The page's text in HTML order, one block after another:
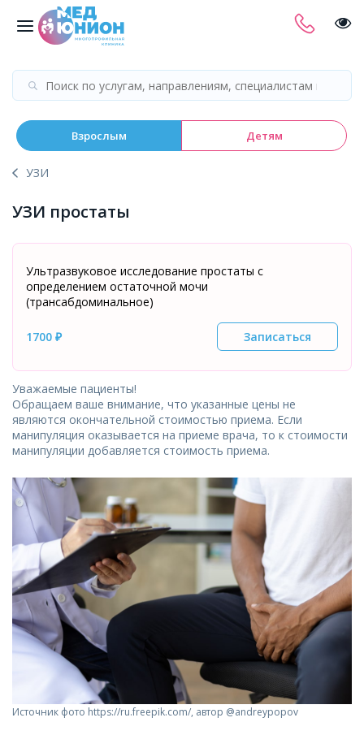
Взрослым Детям
УЗИ
УЗИ простаты
Ультразвуковое исследование простаты с
определением остаточной мочи
(трансабдоминальное)
1700 ₽ Записаться
Уважаемые пациенты!
Обращаем ваше внимание, что указанные цены не
являются окончательной стоимостью приема. Если
манипуляция оказывается на приеме врача, то к стоимости
манипуляции добавляется стоимость приема.
Источник фото https://ru.freepik.com/, автор @andreypopov